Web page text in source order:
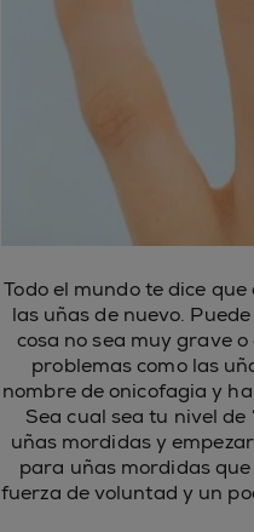
Todo el mundo te dice
las uñas de nuevo.
cosa no sea muy grave
problemas como las
nombre de onicofagia y
Sea cual sea tu nivel
uñas mordidas y
para uñas mordidas
fuerza de voluntad y un